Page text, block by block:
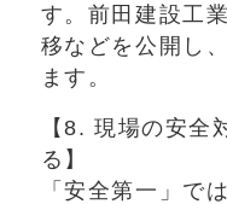
す。前田建設工
移などを公開し
ます。
【8. 現場の安全
る】
「安全第一」で